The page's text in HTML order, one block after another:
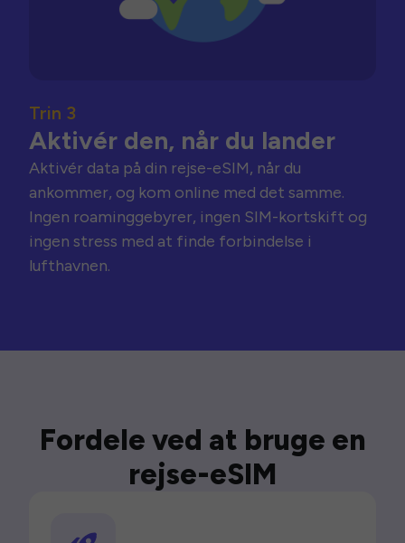
Trin 3
Aktivér den, når du lander
Aktivér data på din rejse-eSIM, når du
ankommer, og kom online med det samme.
Ingen roaminggebyrer, ingen SIM-kortskift og
ingen stress med at finde forbindelse i
lufthavnen.
Fordele ved at bruge en
rejse-eSIM